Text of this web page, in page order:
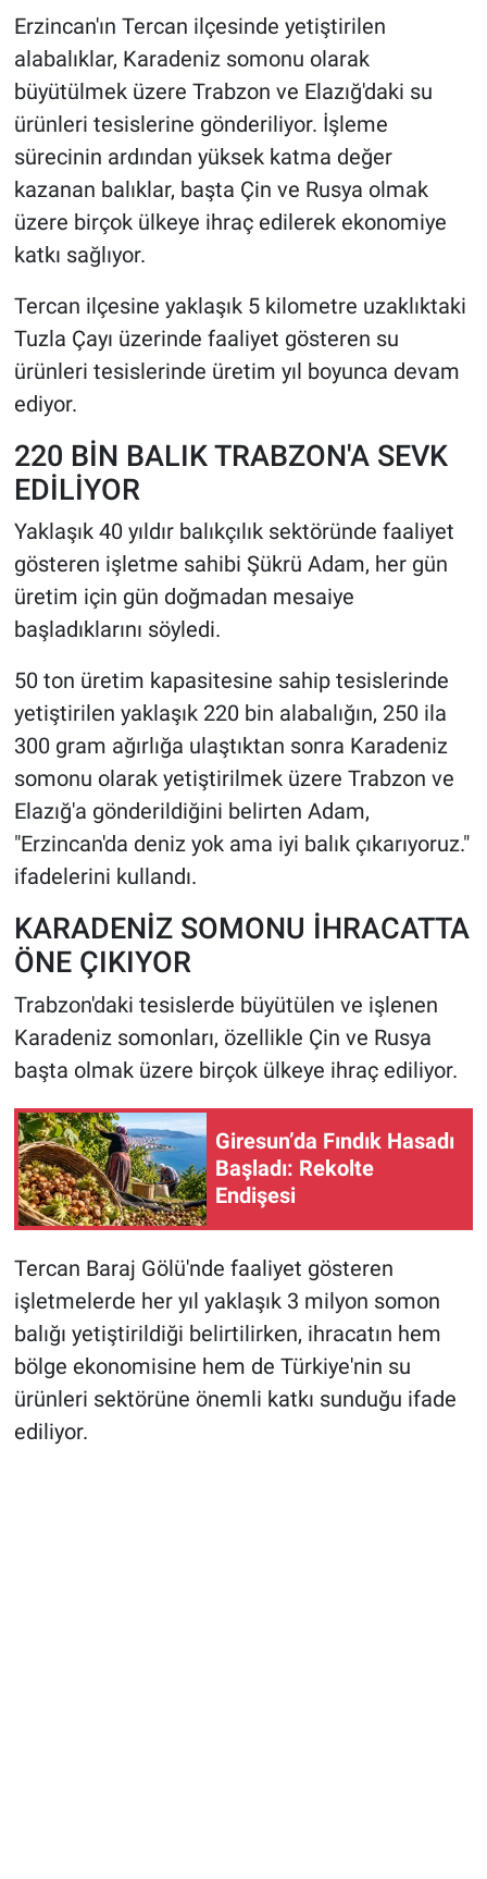
Erzincan'ın Tercan ilçesinde yetiştirilen
alabalıklar, Karadeniz somonu olarak
büyütülmek üzere Trabzon ve Elazığ'daki su
ürünleri tesislerine gönderiliyor. İşleme
sürecinin ardından yüksek katma değer
kazanan balıklar, başta Çin ve Rusya olmak
üzere birçok ülkeye ihraç edilerek ekonomiye
katkı sağlıyor.
Tercan ilçesine yaklaşık 5 kilometre uzaklıktaki
Tuzla Çayı üzerinde faaliyet gösteren su
ürünleri tesislerinde üretim yıl boyunca devam
ediyor.
220 BİN BALIK TRABZON'A SEVK
EDİLİYOR
Yaklaşık 40 yıldır balıkçılık sektöründe faaliyet
gösteren işletme sahibi Şükrü Adam, her gün
üretim için gün doğmadan mesaiye
başladıklarını söyledi.
50 ton üretim kapasitesine sahip tesislerinde
yetiştirilen yaklaşık 220 bin alabalığın, 250 ila
300 gram ağırlığa ulaştıktan sonra Karadeniz
somonu olarak yetiştirilmek üzere Trabzon ve
Elazığ'a gönderildiğini belirten Adam,
"Erzincan'da deniz yok ama iyi balık çıkarıyoruz."
ifadelerini kullandı.
KARADENİZ SOMONU İHRACATTA
ÖNE ÇIKIYOR
Trabzon'daki tesislerde büyütülen ve işlenen
Karadeniz somonları, özellikle Çin ve Rusya
başta olmak üzere birçok ülkeye ihraç ediliyor.
Giresun’da Fındık Hasadı
Başladı: Rekolte
Endişesi
Tercan Baraj Gölü'nde faaliyet gösteren
işletmelerde her yıl yaklaşık 3 milyon somon
balığı yetiştirildiği belirtilirken, ihracatın hem
bölge ekonomisine hem de Türkiye'nin su
ürünleri sektörüne önemli katkı sunduğu ifade
ediliyor.
POLİTİKA
SPOR
MAGAZİN
Bilim, Teknoloji